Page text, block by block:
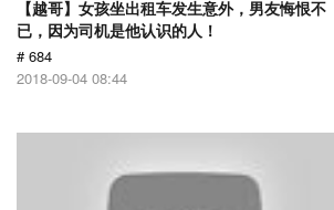
【越哥】女孩坐出租车发生意外，男友悔恨不
已，因为司机是他认识的人！
# 684
2018-09-04 08:44